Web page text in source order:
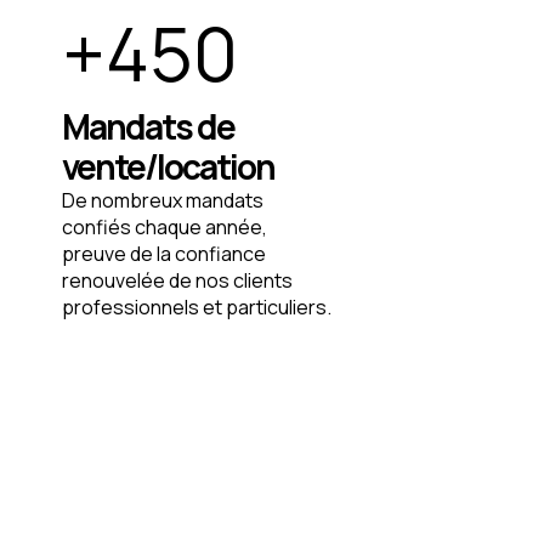
+450
Mandats de
vente/location
De nombreux mandats
confiés chaque année,
preuve de la confiance
renouvelée de nos clients
professionnels et particuliers.